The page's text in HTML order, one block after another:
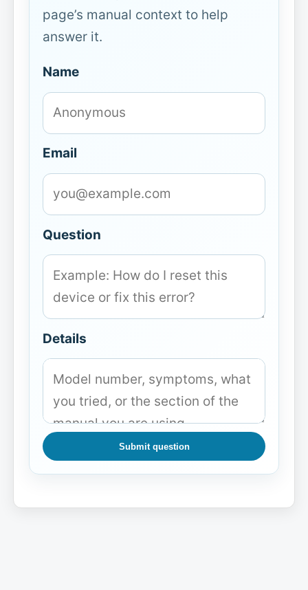
page’s manual context to help
answer it.
Name
Email
Question
Details
Submit question